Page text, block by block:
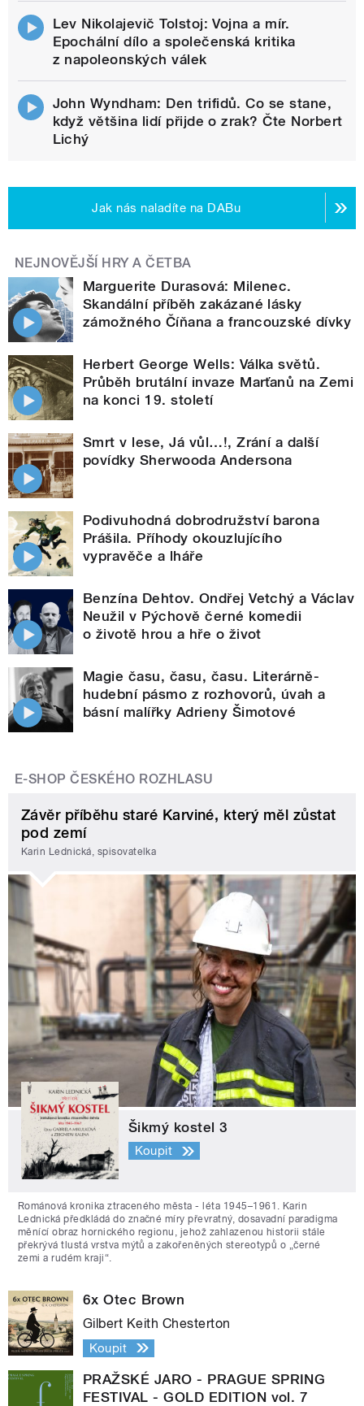
Lev Nikolajevič Tolstoj: Vojna a mír.
Epochální dílo a společenská kritika
z napoleonských válek
John Wyndham: Den trifidů. Co se stane,
když většina lidí přijde o zrak? Čte Norbert
Lichý
Jak nás naladíte na DABu
NEJNOVĚJŠÍ HRY A ČETBA
Marguerite Durasová: Milenec.
Skandální příběh zakázané lásky
zámožného Číňana a francouzské dívky
Herbert George Wells: Válka světů.
Průběh brutální invaze Marťanů na Zemi
na konci 19. století
Smrt v lese, Já vůl…!, Zrání a další
povídky Sherwooda Andersona
Podivuhodná dobrodružství barona
Prášila. Příhody okouzlujícího
vypravěče a lháře
Benzína Dehtov. Ondřej Vetchý a Václav
Neužil v Pýchově černé komedii
o životě hrou a hře o život
Magie času, času, času. Literárně-
hudební pásmo z rozhovorů, úvah a
básní malířky Adrieny Šimotové
E-SHOP ČESKÉHO ROZHLASU
Závěr příběhu staré Karviné, který měl zůstat
pod zemí
Karin Lednická, spisovatelka
Šikmý kostel 3
Koupit
Románová kronika ztraceného města - léta 1945–1961. Karin
Lednická předkládá do značné míry převratný, dosavadní paradigma
měnící obraz hornického regionu, jehož zahlazenou historii stále
překrývá tlustá vrstva mýtů a zakořeněných stereotypů o „černé
zemi a rudém kraji“.
6x Otec Brown
Gilbert Keith Chesterton
Koupit
PRAŽSKÉ JARO - PRAGUE SPRING
FESTIVAL - GOLD EDITION vol. 7